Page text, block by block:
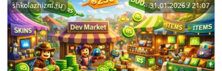
shkolazhizni.ru 31.01.2026 / 21:07